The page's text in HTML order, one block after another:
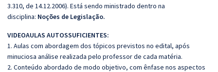
3.310, de 14.12.2006). Está sendo ministrado dentro na
disciplina: Noções de Legislação.
VIDEOAULAS AUTOSSUFICIENTES:
1. Aulas com abordagem dos tópicos previstos no edital, após
minuciosa análise realizada pelo professor de cada matéria.
2. Conteúdo abordado de modo objetivo, com ênfase nos aspectos